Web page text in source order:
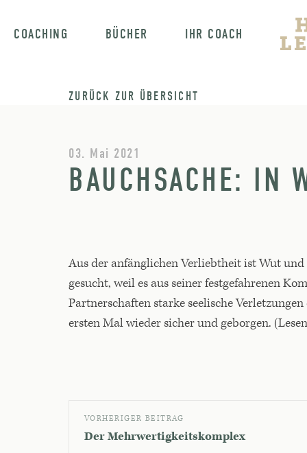
COACHING BÜCHER IHR COACH
ZURÜCK ZUR ÜBERSICHT
03. Mai 2021
BAUCHSACHE: IN
Aus der anfänglichen Verliebtheit ist Wut
gesucht, weil es aus seiner festgefahrenen
Partnerschaften starke seelische
ersten Mal wieder sicher und geborgen.
VORHERIGER BEITRAG
Der Mehrwertigkeitskomplex